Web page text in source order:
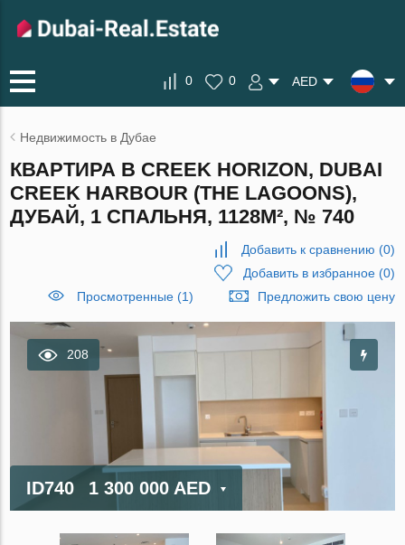
0 0 AED
Недвижимость в Дубае
КВАРТИРА В CREEK HORIZON, DUBAI
CREEK HARBOUR (THE LAGOONS),
ДУБАЙ, 1 СПАЛЬНЯ, 1128М², № 740
Добавить к сравнению (0)
Добавить в избранное(0)
Просмотренные (1)
Предложить свою цену
208
ID740 1 300 000 AED